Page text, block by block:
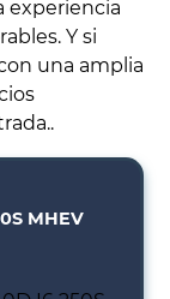
experiencia
Y si
una amplia
MHEV